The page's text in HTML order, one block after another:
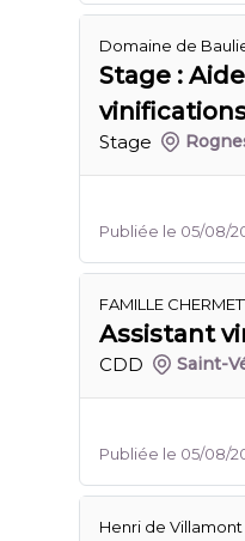
Domaine de
Stage :
Stage
Publiée le 05/08/
FAMILLE
Assistant
CDD Saint-
Publiée le 05/08/
Henri de Villamont